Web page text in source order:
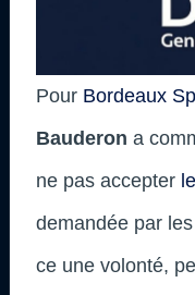
Pour Bordeaux
Bauderon a
ne pas accepter
demandée par
ce une volonté,